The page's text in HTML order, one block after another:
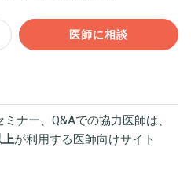
医師に相談
ナー、Q&Aでの協力医師は、
上が利用する医師向けサイト